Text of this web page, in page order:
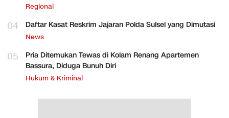
Regional
04 Daftar Kasat Reskrim Jajaran Polda Sulsel yang Dimutasi
News
05
Pria Ditemukan Tewas di Kolam Renang Apartemen
Bassura, Diduga Bunuh Diri
Hukum & Kriminal